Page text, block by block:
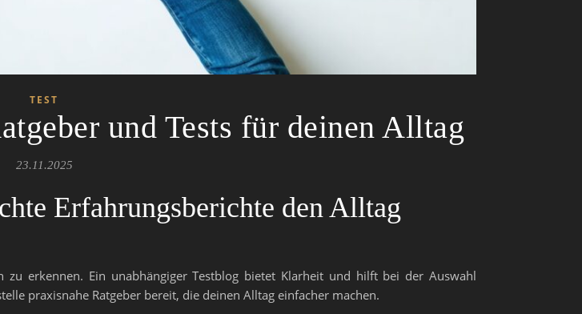
TEST
und Tests für deinen Alltag
23.11.2025
Erfahrungsberichte den Alltag
erkennen. Ein unabhängiger Testblog bietet Klarheit und hilft bei der Auswahl
praxisnahe Ratgeber bereit, die deinen Alltag einfacher machen.